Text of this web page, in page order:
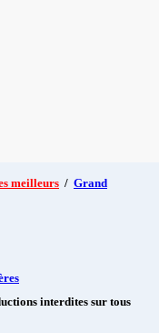
meilleurs / Grand
interdites sur tous